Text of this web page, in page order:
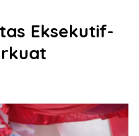
Eksekutif-